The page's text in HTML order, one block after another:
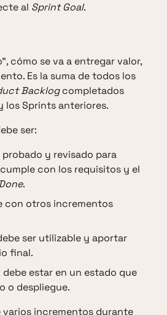
al Sprint Goal.
cómo se va a entregar valor,
Es la suma de todos los
Backlogcompletados
los Sprints anteriores.
ser:
y revisado para
con los requisitos y el
.
con otros incrementos
ser utilizable y aportar
final.
debe estar en un estado que
o despliegue.
varios incrementos durante